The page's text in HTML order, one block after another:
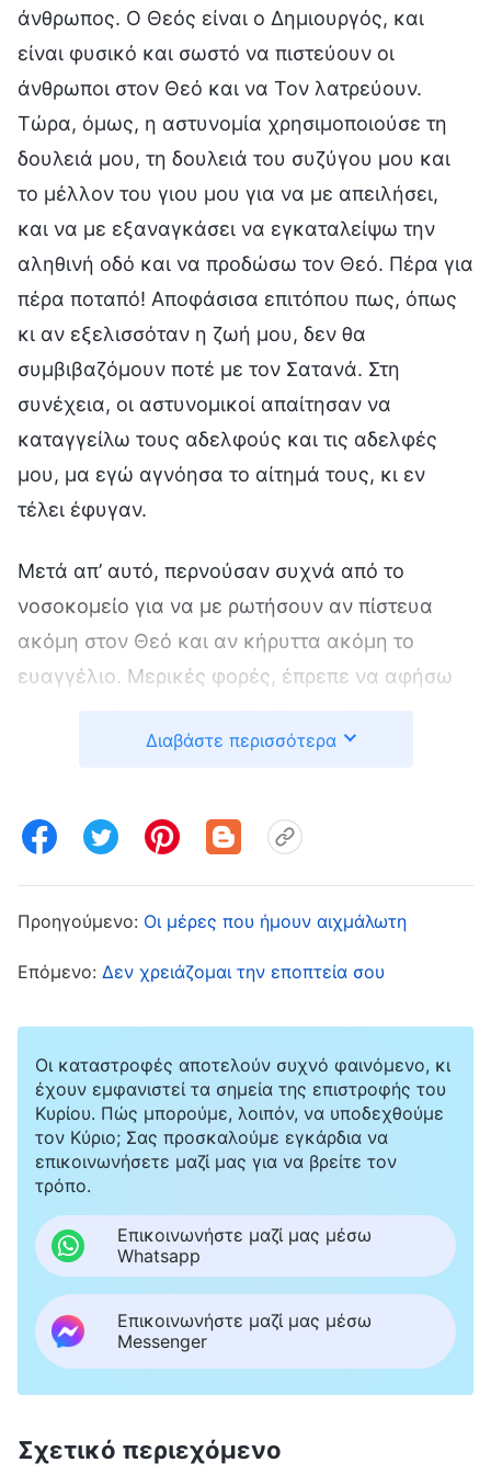
άνθρωπος. Ο Θεός είναι ο Δημιουργός, και
είναι φυσικό και σωστό να πιστεύουν οι
άνθρωποι στον Θεό και να Τον λατρεύουν.
Τώρα, όμως, η αστυνομία χρησιμοποιούσε τη
δουλειά μου, τη δουλειά του συζύγου μου και
το μέλλον του γιου μου για να με απειλήσει,
και να με εξαναγκάσει να εγκαταλείψω την
αληθινή οδό και να προδώσω τον Θεό. Πέρα για
πέρα ποταπό! Αποφάσισα επιτόπου πως, όπως
κι αν εξελισσόταν η ζωή μου, δεν θα
συμβιβαζόμουν ποτέ με τον Σατανά. Στη
συνέχεια, οι αστυνομικοί απαίτησαν να
καταγγείλω τους αδελφούς και τις αδελφές
μου, μα εγώ αγνόησα το αίτημά τους, κι εν
τέλει έφυγαν.
Μετά απ’ αυτό, περνούσαν συχνά από το
νοσοκομείο για να με ρωτήσουν αν πίστευα
ακόμη στον Θεό και αν κήρυττα ακόμη το
ευαγγέλιο. Μερικές φορές, έπρεπε να αφήσω
ήταν αυτό. Η κατάσταση άρχισε να με
κακό, κι απλώς πίστευα στον Θεό και
ακολουθούσα το σωστό μονοπάτι· γιατί, λοιπόν,
με παρενοχλούσε η αστυνομία και με εμπόδιζε
να κάνω τη δουλειά μου με την ησυχία μου; Το
συνάδελφοι με θεωρούσαν επικίνδυνη. Κάποιοι
μιλούσαν για μένα πίσω από την πλάτη μου και
άλλοι ρωτούσαν ευθέως: «Τι δουλειά έχεις να
πιστεύεις στον Θεό; Γιατί σε ερευνά συνέχεια η
αστυνομία; Η πίστη σου έχει φέρει την
αστυνομία στην πόρτα μας. Το θέμα είναι
σοβαρό». Και ο διευθυντής άλλαξε στάση
απέναντί μου. Πάντα με είχε σε εκτίμηση, αλλά
μετά το περιστατικό, κάθε φορά που με έβλεπε
με ρωτούσε: «Δεν πιστεύω να βγήκες για
βδομάδας, ώστε να μπορούν να με βρουν ανά
Διαβάστε περισσότερα
Προηγούμενο: Οι μέρες που ήμουν αιχμάλωτη
Επόμενο: Δεν χρειάζομαι την εποπτεία σου
Οι καταστροφές αποτελούν συχνό φαινόμενο, κι
έχουν εμφανιστεί τα σημεία της επιστροφής του
Κυρίου. Πώς μπορούμε, λοιπόν, να υποδεχθούμε
τον Κύριο; Σας προσκαλούμε εγκάρδια να
επικοινωνήσετε μαζί μας για να βρείτε τον
τρόπο.
Επικοινωνήστε μαζί μας μέσω
Whatsapp
Επικοινωνήστε μαζί μας μέσω
Messenger
Σχετικό περιεχόμενο